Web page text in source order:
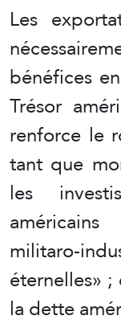
Les
bénéfices
Trésor
renforce le
tant que
les
militaro-
éternelles»
la dette